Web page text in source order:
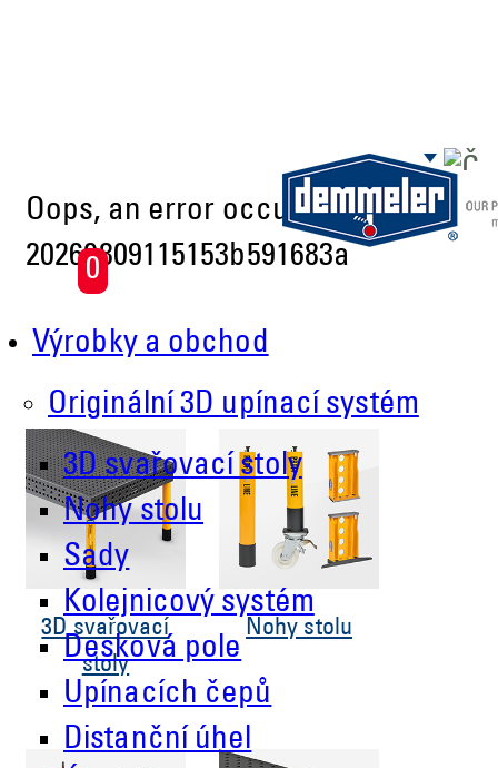
Skip to main content
0
Výrobky a obchod
Originální 3D upínací systém
3D svařovací stoly
Nohy stolu
Sady
Kolejnicový systém
Desková pole
Upínacích čepů
Distanční úhel
Oops, an error occurred! Code:
20260809115153b591683a
3D svařovací
stoly
Nohy stolu